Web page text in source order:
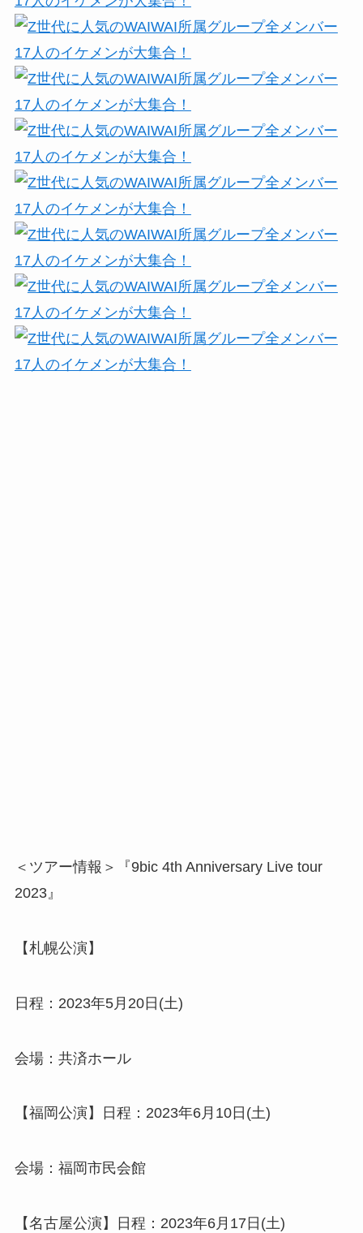
＜ツアー情報＞『9bic 4th Anniversary Live tour
2023』
【札幌公演】
日程：2023年5月20日(土)
会場：共済ホール
【福岡公演】日程：2023年6月10日(土)
会場：福岡市民会館
【名古屋公演】日程：2023年6月17日(土)